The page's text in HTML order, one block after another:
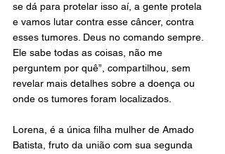
se dá para protelar isso aí, a gente protela
e vamos lutar contra esse câncer, contra
esses tumores. Deus no comando sempre.
Ele sabe todas as coisas, não me
perguntem por quê”, compartilhou, sem
revelar mais detalhes sobre a doença ou
onde os tumores foram localizados.
Lorena, é a única filha mulher de Amado
Batista, fruto da união com sua segunda